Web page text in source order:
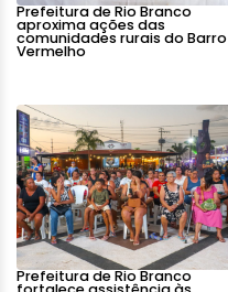
Prefeitura de Rio Branco
aproxima ações das
comunidades rurais do Barro
Vermelho
Prefeitura de Rio Branco